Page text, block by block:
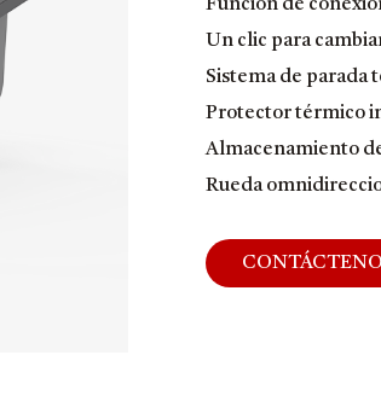
Función de
Un clic para
Sistema de parada
Protector térmico
Almacenamiento
Rueda